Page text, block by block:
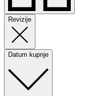
Revizije
Datum kupnje